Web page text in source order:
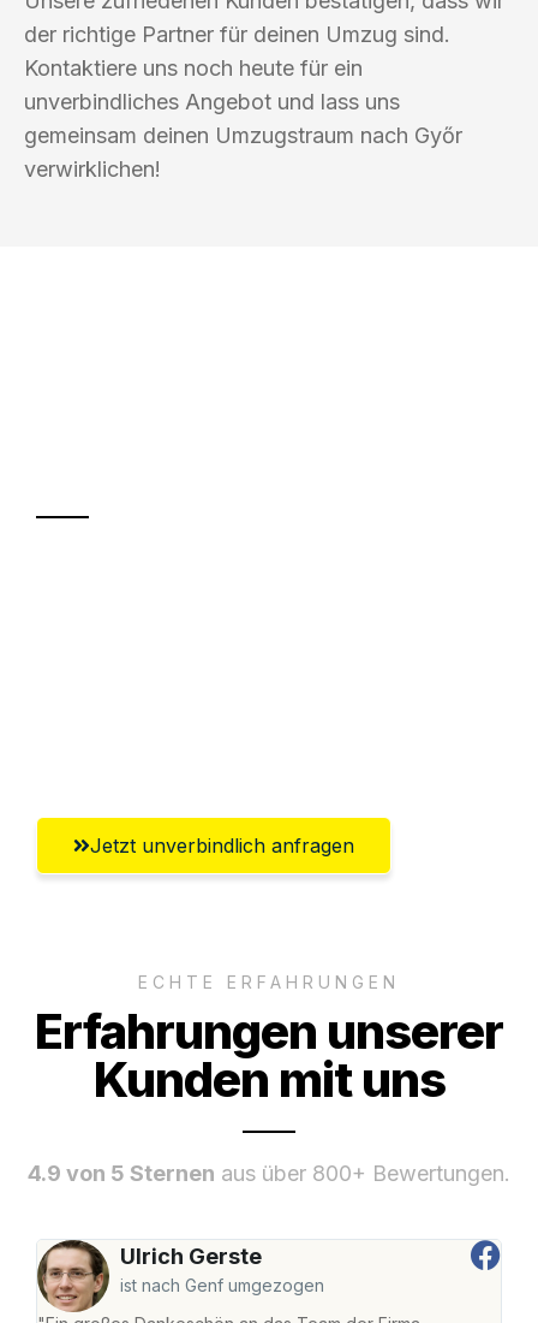
der richtige Partner für deinen Umzug sind.
Kontaktiere uns noch heute für ein
unverbindliches Angebot und lass uns
gemeinsam deinen Umzugstraum nach Győr
verwirklichen!
Jetzt unverbindlich anfragen
ECHTE ERFAHRUNGEN
Erfahrungen unserer
Kunden mit uns
4.9 von 5 Sternen aus über 800+ Bewertungen.
Ulrich Gerste
ist nach Genf umgezogen